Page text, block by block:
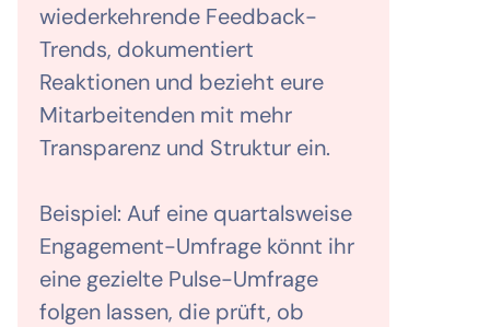
wiederkehrende Feedback-
Trends, dokumentiert
Reaktionen und bezieht eure
Mitarbeitenden mit mehr
Transparenz und Struktur ein.
Beispiel: Auf eine quartalsweise
Engagement-Umfrage könnt ihr
eine gezielte Pulse-Umfrage
folgen lassen, die prüft, ob